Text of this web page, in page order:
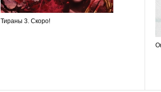
Тираны 3. Скоро!